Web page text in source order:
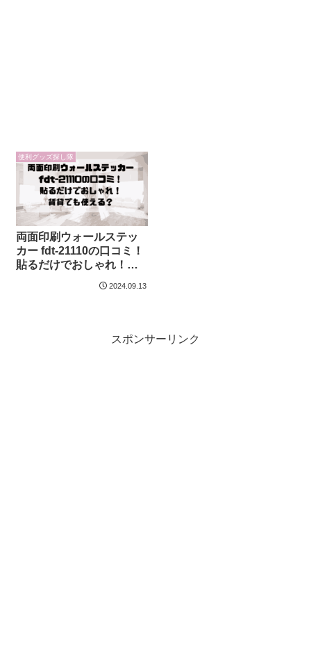
便利グッズ探し隊
両面印刷ウォールステッ
カー fdt-21110の口コミ！
貼るだけでおしゃれ！賃
2024.09.13
スポンサーリンク